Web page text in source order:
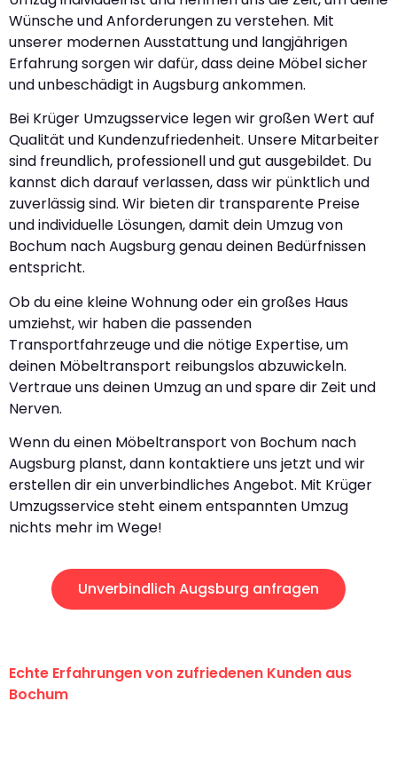
Wünsche und Anforderungen zu verstehen. Mit
unserer modernen Ausstattung und langjährigen
Erfahrung sorgen wir dafür, dass deine Möbel sicher
und unbeschädigt in Augsburg ankommen.
Bei Krüger Umzugsservice legen wir großen Wert auf
Qualität und Kundenzufriedenheit. Unsere Mitarbeiter
sind freundlich, professionell und gut ausgebildet. Du
kannst dich darauf verlassen, dass wir pünktlich und
zuverlässig sind. Wir bieten dir transparente Preise
und individuelle Lösungen, damit dein Umzug von
Bochum nach Augsburg genau deinen Bedürfnissen
entspricht.
Ob du eine kleine Wohnung oder ein großes Haus
umziehst, wir haben die passenden
Transportfahrzeuge und die nötige Expertise, um
deinen Möbeltransport reibungslos abzuwickeln.
Vertraue uns deinen Umzug an und spare dir Zeit und
Nerven.
Wenn du einen Möbeltransport von Bochum nach
Augsburg planst, dann kontaktiere uns jetzt und wir
erstellen dir ein unverbindliches Angebot. Mit Krüger
Umzugsservice steht einem entspannten Umzug
nichts mehr im Wege!
Unverbindlich Augsburg anfragen
Echte Erfahrungen von zufriedenen Kunden aus
Bochum